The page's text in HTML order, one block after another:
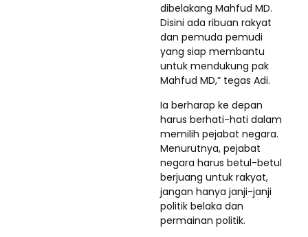
dibelakang Mahfud MD.
Disini ada ribuan rakyat
dan pemuda pemudi
yang siap membantu
untuk mendukung pak
Mahfud MD,” tegas Adi.
Ia berharap ke depan
harus berhati-hati dalam
memilih pejabat negara.
Menurutnya, pejabat
negara harus betul-betul
berjuang untuk rakyat,
jangan hanya janji-janji
politik belaka dan
permainan politik.